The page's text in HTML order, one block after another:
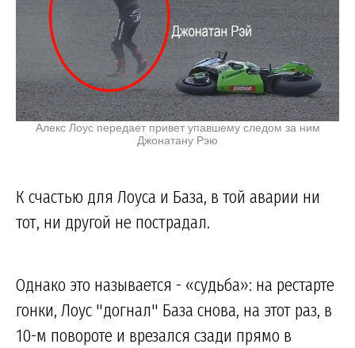
Алекс Лоус передает привет упавшему следом за ним
Джонатану Рэю
К счастью для Лоуса и База, в той аварии ни
тот, ни другой не пострадал.
Однако это называется - «судьба»: на рестарте
гонки, Лоус "догнал" База снова, на этот раз, в
10-м повороте и врезался сзади прямо в